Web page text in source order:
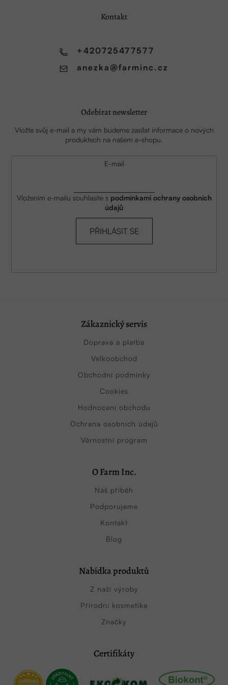
Kontakt
anezka @farminc.cz
+420725477577
Odebírat newsletter
Vložte svůj e-mail a my vám budeme zasílat informace o nových
produktech na našem e-shopu.
E-mail
Vložením e-mailu souhlasíte s podmínkami ochrany osobních
údajů
PŘIHLÁSIT SE
Zákaznický servis
Doprava a platba
Velkoobchod
Obchodní podmínky
Cookies
Hodnocení obchodu
Ochrana osobních údajů
Věrnostní program
O Farm Inc.
Náš příběh
Podporujeme
Kontakt
Blog
Nabídka produktů
Z naší výroby
Přírodní kosmetika
Značky
Certifikáty